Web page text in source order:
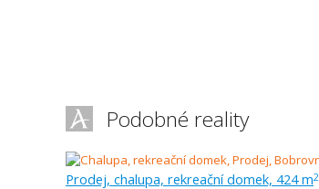
Podobné reality
Prodej, chalupa, rekreační domek, 424 m2